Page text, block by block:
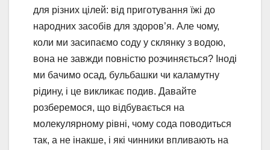
для різних цілей: від приготування їжі до
народних засобів для здоров’я. Але чому,
коли ми засипаємо соду у склянку з водою,
вона не завжди повністю розчиняється? Іноді
ми бачимо осад, бульбашки чи каламутну
рідину, і це викликає подив. Давайте
розберемося, що відбувається на
молекулярному рівні, чому сода поводиться
так, а не інакше, і які чинники впливають на